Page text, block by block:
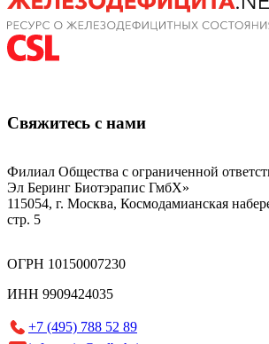
Свяжитесь с нами
Филиал Общества с ограниченной
Эл Беринг Биотэрапис ГмбХ»
115054, г. Москва, Космодамианская
стр. 5
ОГРН 10150007230
ИНН 9909424035
+7 (495) 788 52 89